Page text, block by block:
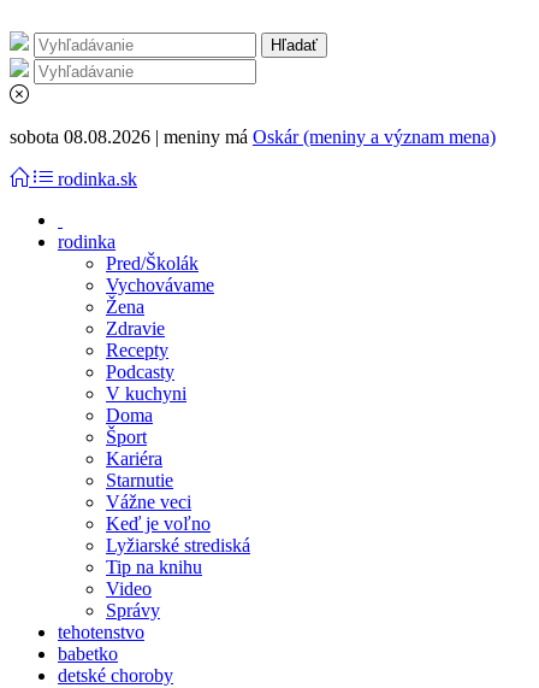
sobota 08.08.2026 | meniny má Oskár (meniny a význam mena)
rodinka.sk
rodinka
Pred/Školák
Vychovávame
Žena
Zdravie
Recepty
Podcasty
V kuchyni
Doma
Šport
Kariéra
Starnutie
Vážne veci
Keď je voľno
Lyžiarské strediská
Tip na knihu
Video
Správy
tehotenstvo
babetko
detské choroby